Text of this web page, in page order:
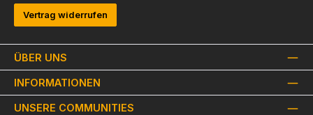
ÜBER UNS
INFORMATIONEN
Vertrag widerrufen
UNSERE COMMUNITIES